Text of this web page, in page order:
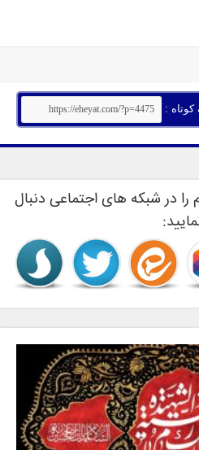
کوتاه :
را در شبکه های اجتماعی دنبال